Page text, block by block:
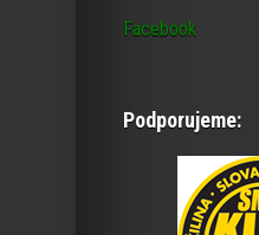
Facebook
Podporujeme: